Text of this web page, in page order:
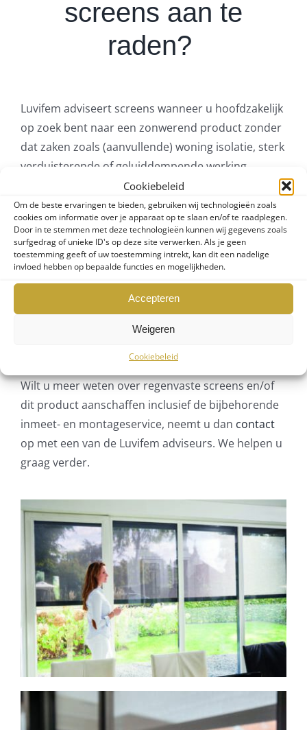
Cookiebeleid
Om de beste ervaringen te bieden, gebruiken wij technologieën zoals
cookies om informatie over je apparaat op te slaan en/of te raadplegen.
Door in te stemmen met deze technologieën kunnen wij gegevens zoals
surfgedrag of unieke ID's op deze site verwerken. Als je geen
toestemming geeft of uw toestemming intrekt, kan dit een nadelige
invloed hebben op bepaalde functies en mogelijkheden.
Accepteren
Weigeren
Cookiebeleid
screens aan te
raden?
Luvifem adviseert screens wanneer u hoofdzakelijk
op zoek bent naar een zonwerend product zonder
dat zaken zoals (aanvullende) woning isolatie, sterk
verduisterende of geluiddempende werking
belangrijk voor u zijn; en u meerwaarde ziet in het
behoud van uitzicht en de uitstraling van een
screen ten opzichte van andere
zonweringproducten zoals een rolluik.
Kies daarbij voor kwaliteitsscreens of
die voor buitenmontage ontwikkeld zijn en
verkies de geritste versie. Daarmee weet u zeker
dat een regenvast product aanschaft met een
Wilt u meer weten over regenvaste screens en/of
dit product aanschaffen inclusief de bijbehorende
inmeet- en montageservice, neemt u dan contact
op met een van de Luvifem adviseurs. We helpen u
graag verder.